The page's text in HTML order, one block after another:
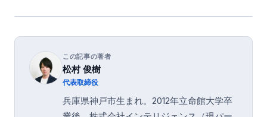
この記事の著者
松村 俊樹
代表取締役
兵庫県神戸市生まれ。2012年立命館大学卒